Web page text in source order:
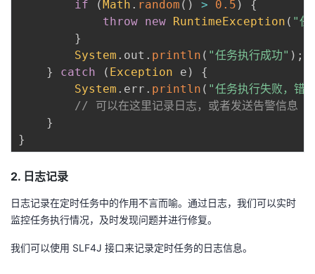
if ( Math . random ( ) > 0.5 )
{
throw new RuntimeException ( "任
}
System . out . println ( "任务执行成功" ) ;
}
catch ( Exception e )
{
System . err . println ( "任务执行失败，错
// 可以在这里记录日志，或者发送告警信息
}
}
2. 日志记录
日志记录在定时任务中的作用不言而喻。通过日志，我们可以实时
监控任务执行情况，及时发现问题并进行修复。
我们可以使用 SLF4J 接口来记录定时任务的日志信息。